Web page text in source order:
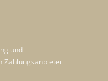
und
Zahlungsanbieter